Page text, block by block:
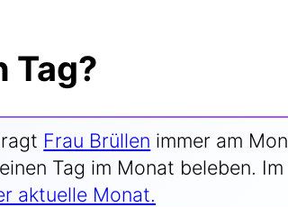
Tag?
Frau Brül­len immer am
Tag im Monat bele­ben.
aktu­el­le Monat.